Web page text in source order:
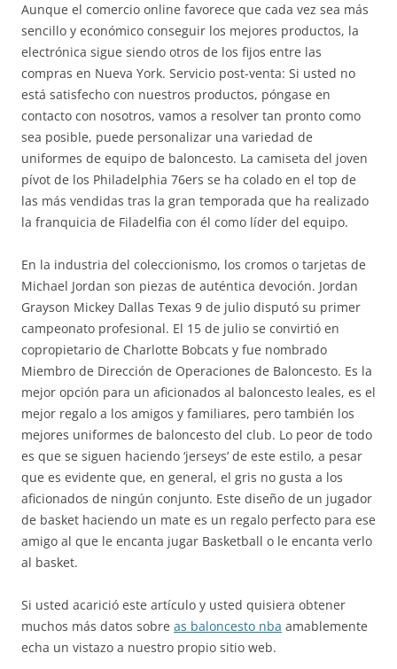
Aunque el comercio online favorece que cada vez sea más
sencillo y económico conseguir los mejores productos, la
electrónica sigue siendo otros de los fijos entre las
compras en Nueva York. Servicio post-venta: Si usted no
está satisfecho con nuestros productos, póngase en
contacto con nosotros, vamos a resolver tan pronto como
sea posible, puede personalizar una variedad de
uniformes de equipo de baloncesto. La camiseta del joven
pívot de los Philadelphia 76ers se ha colado en el top de
las más vendidas tras la gran temporada que ha realizado
la franquicia de Filadelfia con él como líder del equipo.
En la industria del coleccionismo, los cromos o tarjetas de
Michael Jordan son piezas de auténtica devoción. Jordan
Grayson Mickey Dallas Texas 9 de julio disputó su primer
campeonato profesional. El 15 de julio se convirtió en
copropietario de Charlotte Bobcats y fue nombrado
Miembro de Dirección de Operaciones de Baloncesto. Es la
mejor opción para un aficionados al baloncesto leales, es el
mejor regalo a los amigos y familiares, pero también los
mejores uniformes de baloncesto del club. Lo peor de todo
es que se siguen haciendo ‘jerseys’ de este estilo, a pesar
que es evidente que, en general, el gris no gusta a los
aficionados de ningún conjunto. Este diseño de un jugador
de basket haciendo un mate es un regalo perfecto para ese
amigo al que le encanta jugar Basketball o le encanta verlo
al basket.
Si usted acarició este artículo y usted quisiera obtener
muchos más datos sobre as baloncesto nba amablemente
echa un vistazo a nuestro propio sitio web.